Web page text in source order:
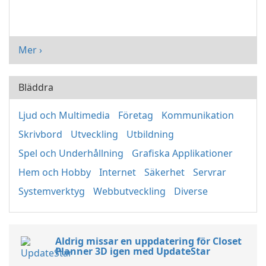
Mer ›
Bläddra
Ljud och Multimedia Företag
Kommunikation
Skrivbord
Utveckling
Utbildning
Spel och Underhållning
Grafiska Applikationer
Hem och Hobby
Internet Säkerhet
Servrar
Systemverktyg
Webbutveckling Diverse
Aldrig missar en uppdatering för Closet
Planner 3D igen med UpdateStar